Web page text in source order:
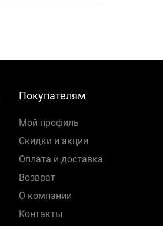
Покупателям
Мой профиль
Скидки и акции
Оплата и доставка
Возврат
О компании
Контакты